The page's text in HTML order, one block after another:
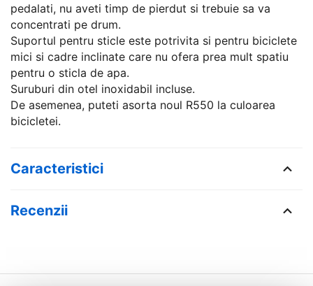
pedalati, nu aveti timp de pierdut si trebuie sa va
concentrati pe drum.
Suportul pentru sticle este potrivita si pentru biciclete
mici si cadre inclinate care nu ofera prea mult spatiu
pentru o sticla de apa.
Suruburi din otel inoxidabil incluse.
De asemenea, puteti asorta noul R550 la culoarea
bicicletei.
Caracteristici
Recenzii